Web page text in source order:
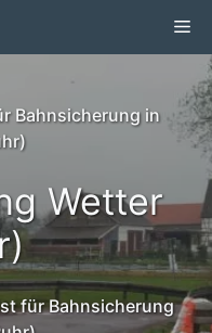
Bahnsicherung in
Wetter
für Bahnsicherung